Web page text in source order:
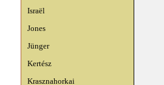
Israël
Jones
Jünger
Kertész
Krasznahorkai